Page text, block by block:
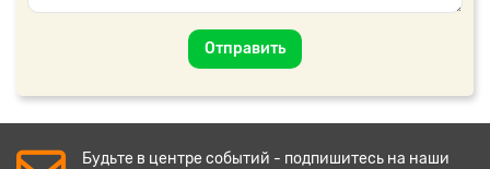
Отправить
Будьте в центре событий - подпишитесь на наши